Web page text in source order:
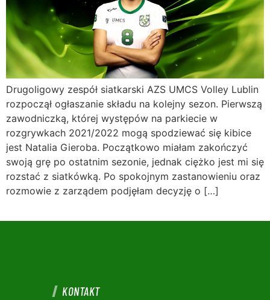
Drugoligowy zespół siatkarski AZS UMCS Volley Lublin
rozpoczął ogłaszanie składu na kolejny sezon. Pierwszą
zawodniczką, której występów na parkiecie w
rozgrywkach 2021/2022 mogą spodziewać się kibice
jest Natalia Gieroba. Początkowo miałam zakończyć
swoją grę po ostatnim sezonie, jednak ciężko jest mi się
rozstać z siatkówką. Po spokojnym zastanowieniu oraz
rozmowie z zarządem podjęłam decyzję o […]
KONTAKT